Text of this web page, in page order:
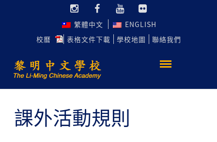
繁體中文
ENGLISH
校曆
表格文件下載 學校地圖 聯絡我們
課外活動規則